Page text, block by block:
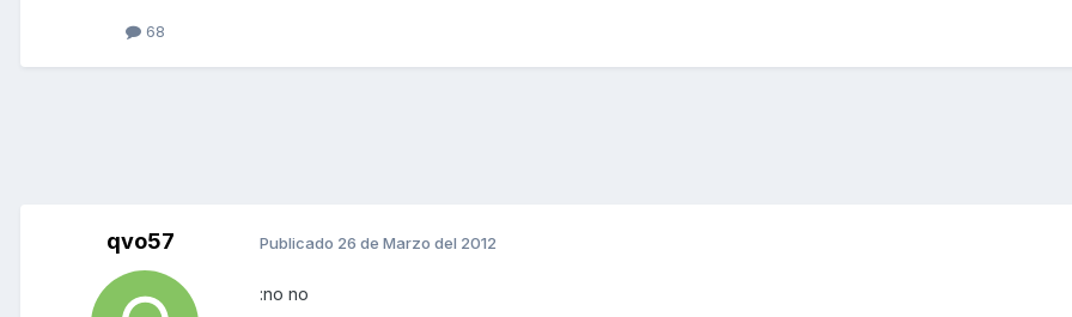
68
qvo57 Publicado 26 de Marzo del 2012
:no no